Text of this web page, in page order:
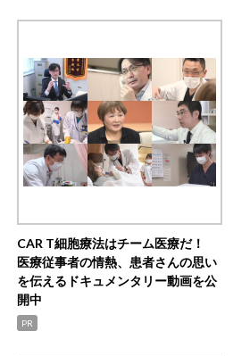
CAR T細胞療法はチーム医療だ！
医療従事者の情熱、患者さんの思い
を伝えるドキュメンタリー動画を公
開中
PR